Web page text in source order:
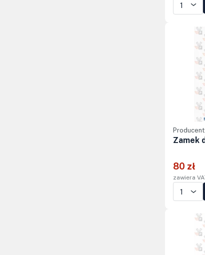
Producent:
Zamek
80 zł
zawiera